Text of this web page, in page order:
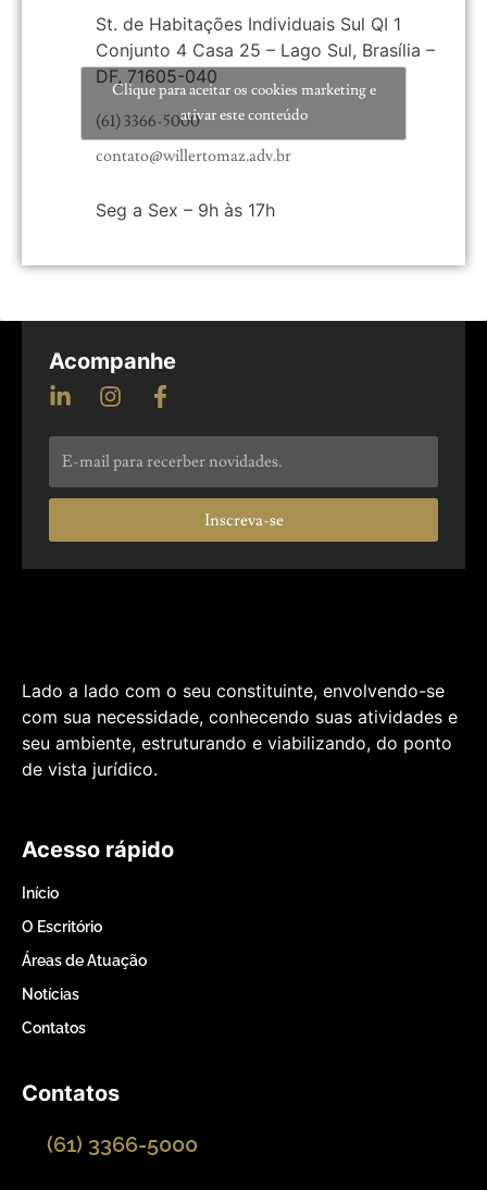
St. de Habitações Individuais Sul QI 1
Conjunto 4 Casa 25 – Lago Sul, Brasília –
DF, 71605-040
(61) 3366-5000
contato@willertomaz.adv.br
Seg a Sex – 9h às 17h
Clique para aceitar os cookies marketing e
ativar este conteúdo
Acompanhe
Inscreva-se
Lado a lado com o seu constituinte, envolvendo-se
com sua necessidade, conhecendo suas atividades e
seu ambiente, estruturando e viabilizando, do ponto
de vista jurídico.
Acesso rápido
Início
O Escritório
Áreas de Atuação
Notícias
Contatos
Contatos
(61) 3366-5000